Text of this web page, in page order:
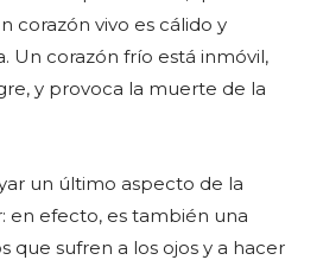
corazón vivo es cálido y
Un corazón frío está inmóvil,
y provoca la muerte de la
un último aspecto de la
en efecto, es también una
que sufren a los ojos y a hacer